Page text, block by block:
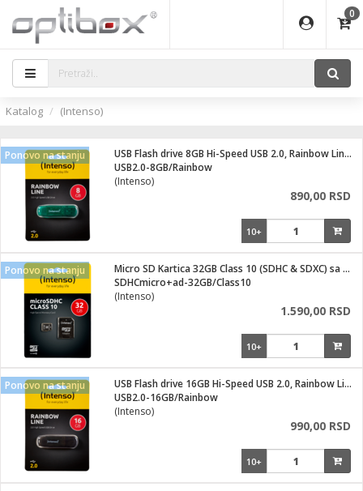
0
table
pribor
i pribor
pribor
svetla
grla
materijal
i oprema
- Analogija
- IP
IP kamere
brave
Katalog (Intenso)
Ponovo na stanju
USB Flash drive 8GB Hi-Speed USB 2.0, Rainbow Line, ZELENI
USB2.0-8GB/Rainbow
(Intenso)
890,00 RSD
10+
Ponovo na stanju
Micro SD Kartica 32GB Class 10 (SDHC & SDXC) sa adapterom
SDHCmicro+ad-32GB/Class10
(Intenso)
1.590,00 RSD
10+
Ponovo na stanju
USB Flash drive 16GB Hi-Speed USB 2.0, Rainbow Line, CRNI
USB2.0-16GB/Rainbow
(Intenso)
990,00 RSD
10+